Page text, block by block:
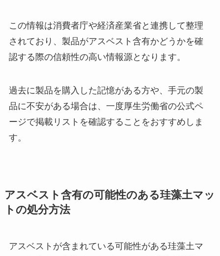
この情報は消費者庁や経済産業省と連携して整理
されており、製品がアスベスト含有かどうかを確
認する際の信頼性の高い情報源となります。
過去に製品を購入した記憶がある方や、手元の製
品に不安がある場合は、一度厚生労働省の公式ペ
ージで掲載リストを確認することをおすすめしま
す。
アスベスト含有の可能性のある珪藻土マッ
トの処分方法
アスベストが含まれている可能性がある珪藻土マ